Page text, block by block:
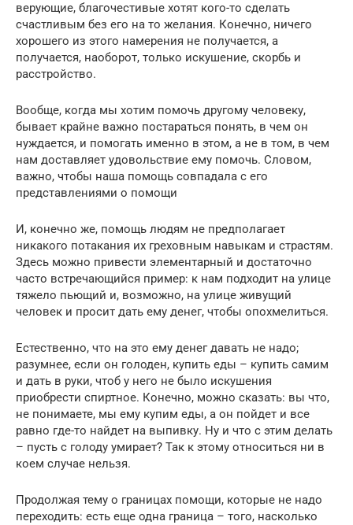
верующие, благочестивые хотят кого-то сделать
счастливым без его на то желания. Конечно, ничего
хорошего из этого намерения не получается, а
получается, наоборот, только искушение, скорбь и
расстройство.
Вообще, когда мы хотим помочь другому человеку,
бывает крайне важно постараться понять, в чем он
нуждается, и помогать именно в этом, а не в том, в чем
нам доставляет удовольствие ему помочь. Словом,
важно, чтобы наша помощь совпадала с его
представлениями о помощи
И, конечно же, помощь людям не предполагает
никакого потакания их греховным навыкам и страстям.
Здесь можно привести элементарный и достаточно
часто встречающийся пример: к нам подходит на улице
тяжело пьющий и, возможно, на улице живущий
человек и просит дать ему денег, чтобы опохмелиться.
Естественно, что на это ему денег давать не надо;
разумнее, если он голоден, купить еды – купить самим
и дать в руки, чтоб у него не было искушения
приобрести спиртное. Конечно, можно сказать: вы что,
не понимаете, мы ему купим еды, а он пойдет и все
равно где-то найдет на выпивку. Ну и что с этим делать
– пусть с голоду умирает? Так к этому относиться ни в
коем случае нельзя.
Продолжая тему о границах помощи, которые не надо
переходить: есть еще одна граница – того, насколько